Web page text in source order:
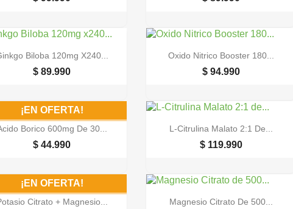
 Vista rápida
Biloba 120mg X240...
$ 89.990
 Vista rápida
Oxido Nitrico Booster 180...
$ 94.990
 Vista rápida
Borico 600mg De 30...
$ 44.990
¡EN OFERTA!
 Vista rápida
L-Citrulina Malato 2:1 De...
$ 119.990
 Vista rápida
Citrato + Magnesio...
¡EN OFERTA!
 Vista rápida
Magnesio Citrato De 500...